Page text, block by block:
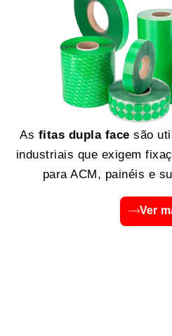
As fitas dupla face são
industriais que exigem
para ACM, painéis e
Ver